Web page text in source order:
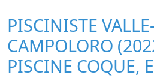
PISCINISTE
CAMPOLORO
PISCINE COQUE,